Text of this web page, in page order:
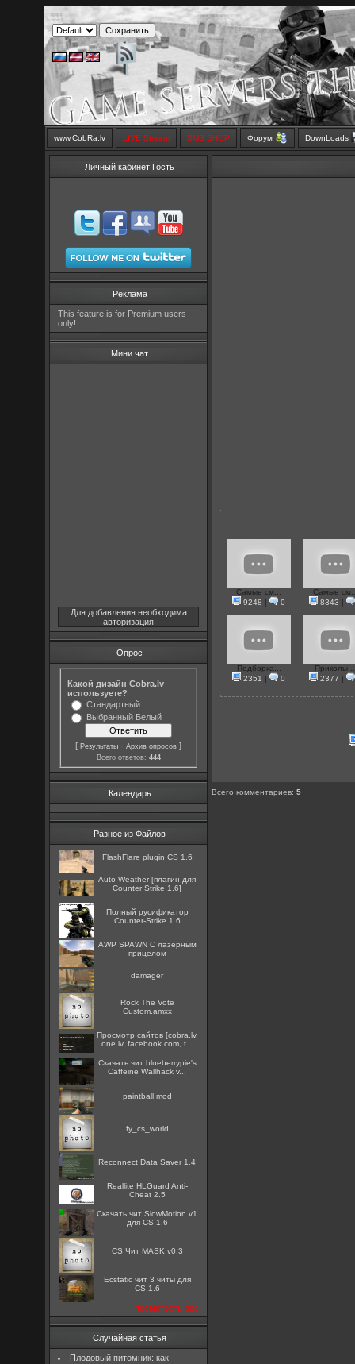
www.CobRa.lv LIVE Stream SMS SHOP Форум DownLoads
Личный кабинет Гость
Реклама
This feature is for Premium users
only!
Мини чат
Для добавления необходима
авторизация
Опрос
Какой дизайн Cobra.lv
используете?
Стандартный
Выбранный Белый
[Результаты ·Архив опросов ]
Всего ответов: 444
Календарь
Разное из Файлов
FlashFlare plugin CS 1.6
Auto Weather [плагин для
Counter Strike 1.6]
Полный русификатор
Counter-Strike 1.6
AWP SPAWN С лазерным
прицелом
damager
Rock The Vote
Custom.amxx
Просмотр сайтов [cobra.lv,
one.lv, facebook.com, t...
Скачать чит blueberrypie's
Caffeine Wallhack v...
paintball mod
fy_cs_world
Reconnect Data Saver 1.4
Reallite HLGuard Anti-
Cheat 2.5
Скачать чит SlowMotion v1
для CS-1.6
CS Чит MASK v0.3
Ecstatic чит 3 читы для
CS-1.6
посмотреть все
Случайная статья
Плодовый питомник: как
Самые см...
9248 | 0
Самые
8343 |
Подборка...
2351 | 0
Приколы
2377 |
Всего комментариев:5